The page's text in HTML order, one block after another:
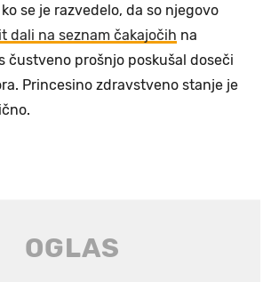
se je razvedelo, da so njegovo
dali na seznam čakajočih na
čustveno prošnjo poskušal doseči
Princesino zdravstveno stanje je